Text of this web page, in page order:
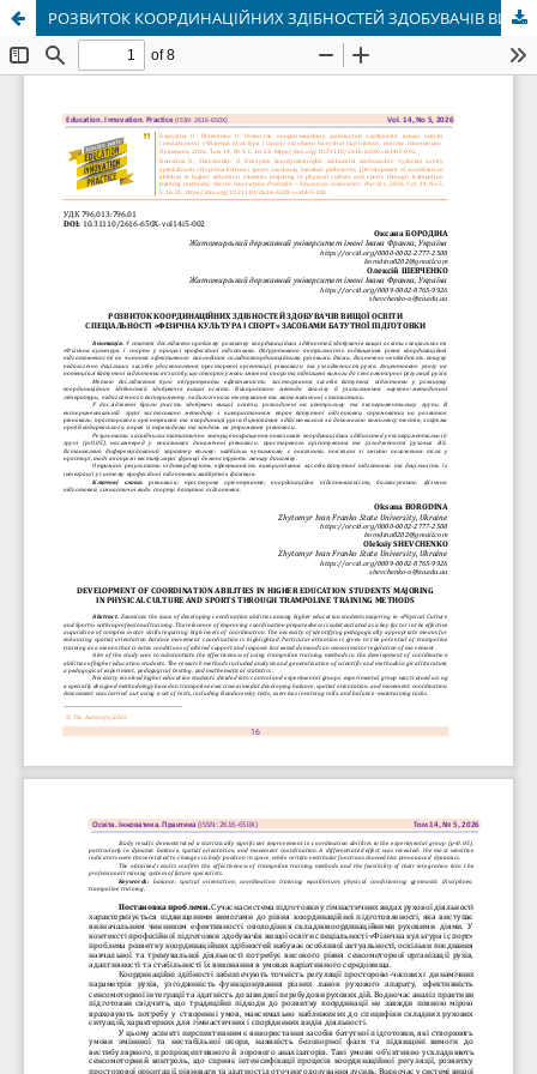
РОЗВИТОК КООРДИНАЦІЙНИХ ЗДІБНОСТЕЙ ЗДОБУВАЧІВ ВИЩОЇ ОСВІТИ СПЕЦІАЛЬНОСТІ «ФІЗИЧНА КУЛЬТУРА І СПОРТ» ЗАСОБАМИ БАТУТНОЇ ПІДГОТОВКИ